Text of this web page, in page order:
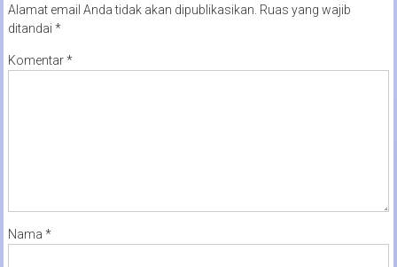
Alamat email Anda tidak akan dipublikasikan. Ruas yang wajib
ditandai *
Komentar*
Nama *